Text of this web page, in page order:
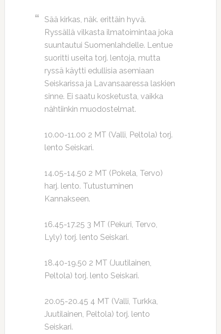
Sää kirkas, näk. erittäin hyvä.
Ryssällä vilkasta ilmatoimintaa joka
suuntautui Suomenlahdelle. Lentue
suoritti useita torj. lentoja, mutta
ryssä käytti edullisia asemiaan
Seiskarissa ja Lavansaaressa laskien
sinne. Ei saatu kosketusta, vaikka
nähtiinkin muodostelmat.
10.00-11.00 2 MT (Valli, Peltola) torj.
lento Seiskari.
14.05-14.50 2 MT (Pokela, Tervo)
harj. lento. Tutustuminen
Kannakseen.
16.45-17.25 3 MT (Pekuri, Tervo,
Lyly) torj. lento Seiskari.
18.40-19.50 2 MT (Juutilainen,
Peltola) torj. lento Seiskari.
20.05-20.45 4 MT (Valli, Turkka,
Juutilainen, Peltola) torj. lento
Seiskari.